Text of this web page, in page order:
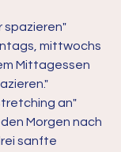
spazieren"
mittwochs
Mittagessen
an"
Morgen nach
sanfte